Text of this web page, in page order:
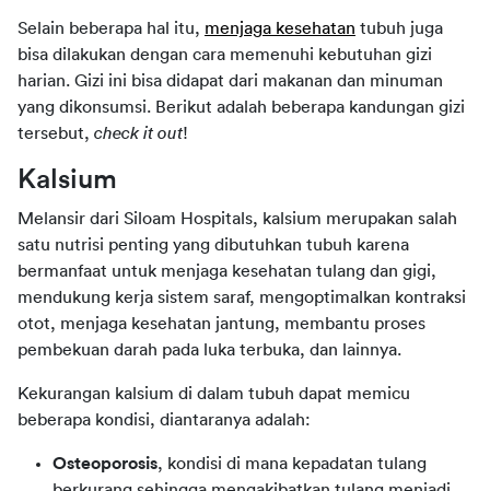
Selain beberapa hal itu, menjaga kesehatan tubuh juga
bisa dilakukan dengan cara memenuhi kebutuhan gizi
harian. Gizi ini bisa didapat dari makanan dan minuman
yang dikonsumsi. Berikut adalah beberapa kandungan gizi
tersebut, check it out!
Kalsium
Melansir dari Siloam Hospitals, kalsium merupakan salah
satu nutrisi penting yang dibutuhkan tubuh karena
bermanfaat untuk menjaga kesehatan tulang dan gigi,
mendukung kerja sistem saraf, mengoptimalkan kontraksi
otot, menjaga kesehatan jantung, membantu proses
pembekuan darah pada luka terbuka, dan lainnya.
Kekurangan kalsium di dalam tubuh dapat memicu
beberapa kondisi, diantaranya adalah:
Osteoporosis, kondisi di mana kepadatan tulang